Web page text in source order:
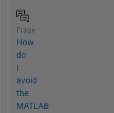
Frage
How
do
I
avoid
the
MATLAB